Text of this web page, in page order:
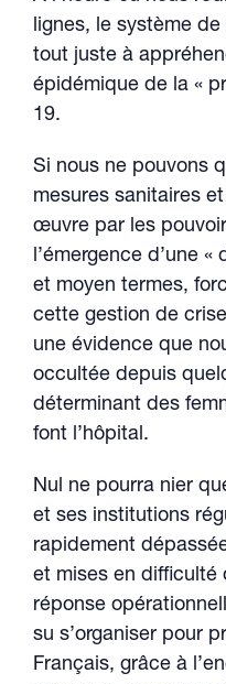
lignes, le système
tout juste à
épidémique de la «
19.
Si nous ne pouvons
mesures sanitaires
œuvre par les
l’émergence d’une
et moyen termes,
cette gestion de
une évidence que
occultée depuis
déterminant des
font l’hôpital.
Nul ne pourra nier
et ses institutions
rapidement
et mises en difficulté
réponse
su s’organiser pour
Français, grâce à